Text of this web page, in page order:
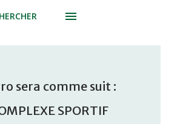
sera comme suit :
SPORTIF